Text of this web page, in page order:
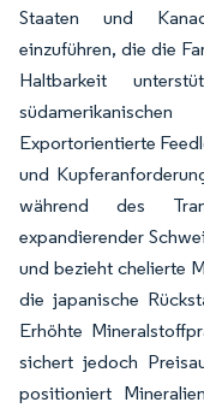
Staaten und
einzuführen, die die
Haltbarkeit
Exportorientierte
und
während des
expandierender
und bezieht chelierte
die japanische
Erhöhte
sichert jedoch
positioniert